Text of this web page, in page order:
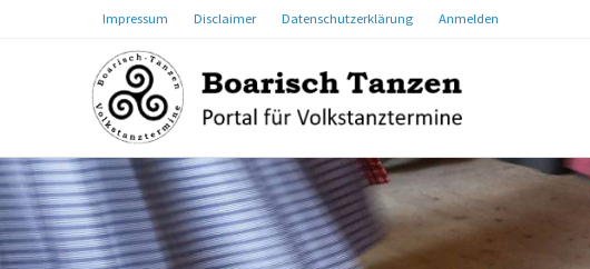
Impressum Disclaimer Datenschutzerklärung Anmelden